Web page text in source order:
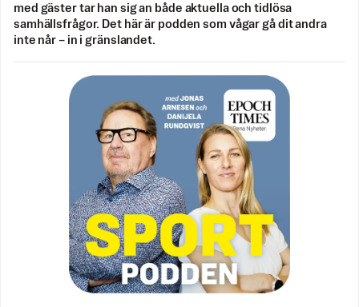
med gäster tar han sig an både aktuella och tidlösa
samhällsfrågor. Det här är podden som vågar gå dit andra
inte når – in i gränslandet.